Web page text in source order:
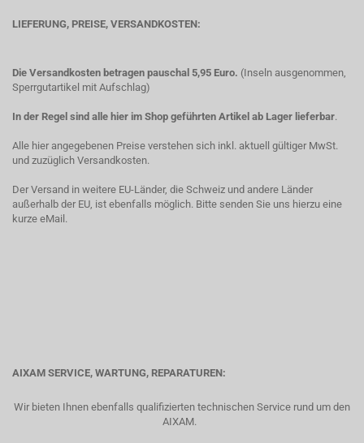
LIEFERUNG, PREISE, VERSANDKOSTEN:
Die Versandkosten betragen pauschal 5,95 Euro. (Inseln ausgenommen,
Sperrgutartikel mit Aufschlag)
In der Regel sind alle hier im Shop geführten Artikel ab Lager lieferbar.
Alle hier angegebenen Preise verstehen sich inkl. aktuell gültiger MwSt.
und zuzüglich Versandkosten.
Der Versand in weitere EU-Länder, die Schweiz und andere Länder
außerhalb der EU, ist ebenfalls möglich. Bitte senden Sie uns hierzu eine
kurze eMail.
AIXAM SERVICE, WARTUNG, REPARATUREN:
Wir bieten Ihnen ebenfalls qualifizierten technischen Service rund um den
AIXAM.